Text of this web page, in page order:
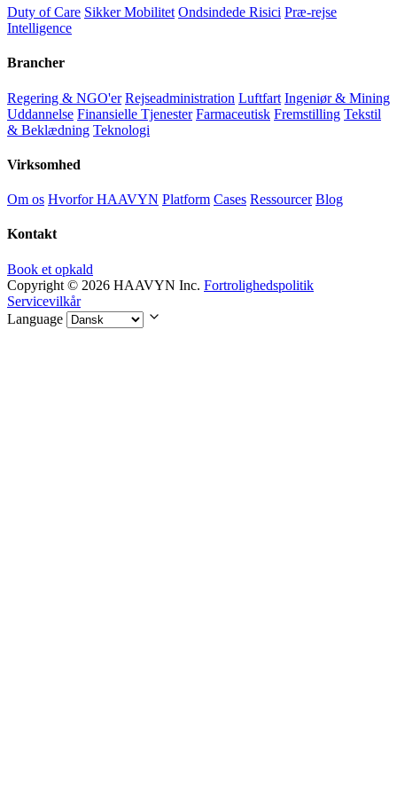
Duty of Care Sikker Mobilitet Ondsindede Risici Præ-rejse
Intelligence
Brancher
Regering & NGO'er Rejseadministration Luftfart Ingeniør & Mining
Uddannelse Finansielle Tjenester Farmaceutisk Fremstilling Tekstil
& Beklædning Teknologi
Virksomhed
Om os Hvorfor HAAVYN Platform Cases Ressourcer Blog
Kontakt
Book et opkald
Copyright © 2026 HAAVYN Inc. Fortrolighedspolitik
Servicevilkår
Language